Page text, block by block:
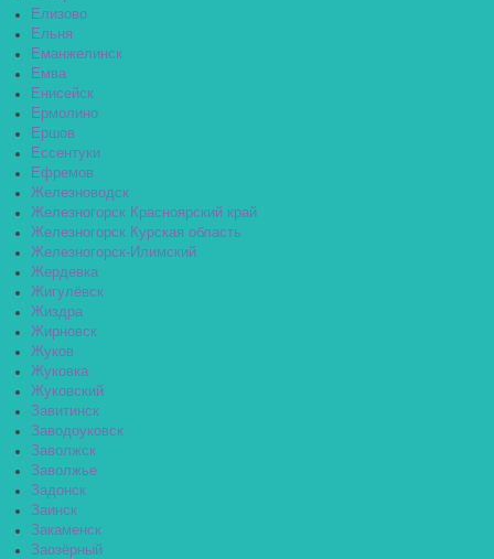
Елизово
Ельня
Еманжелинск
Емва
Енисейск
Ермолино
Ершов
Ессентуки
Ефремов
Железноводск
Железногорск Красноярский край
Железногорск Курская область
Железногорск-Илимский
Жердевка
Жигулёвск
Жиздра
Жирновск
Жуков
Жуковка
Жуковский
Завитинск
Заводоуковск
Заволжск
Заволжье
Задонск
Заинск
Закаменск
Заозёрный